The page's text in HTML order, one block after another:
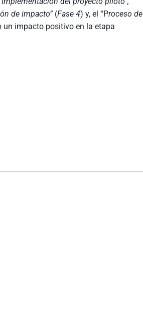
de impacto”(Fase 4) y, el “Proceso de
un impacto positivo en la etapa